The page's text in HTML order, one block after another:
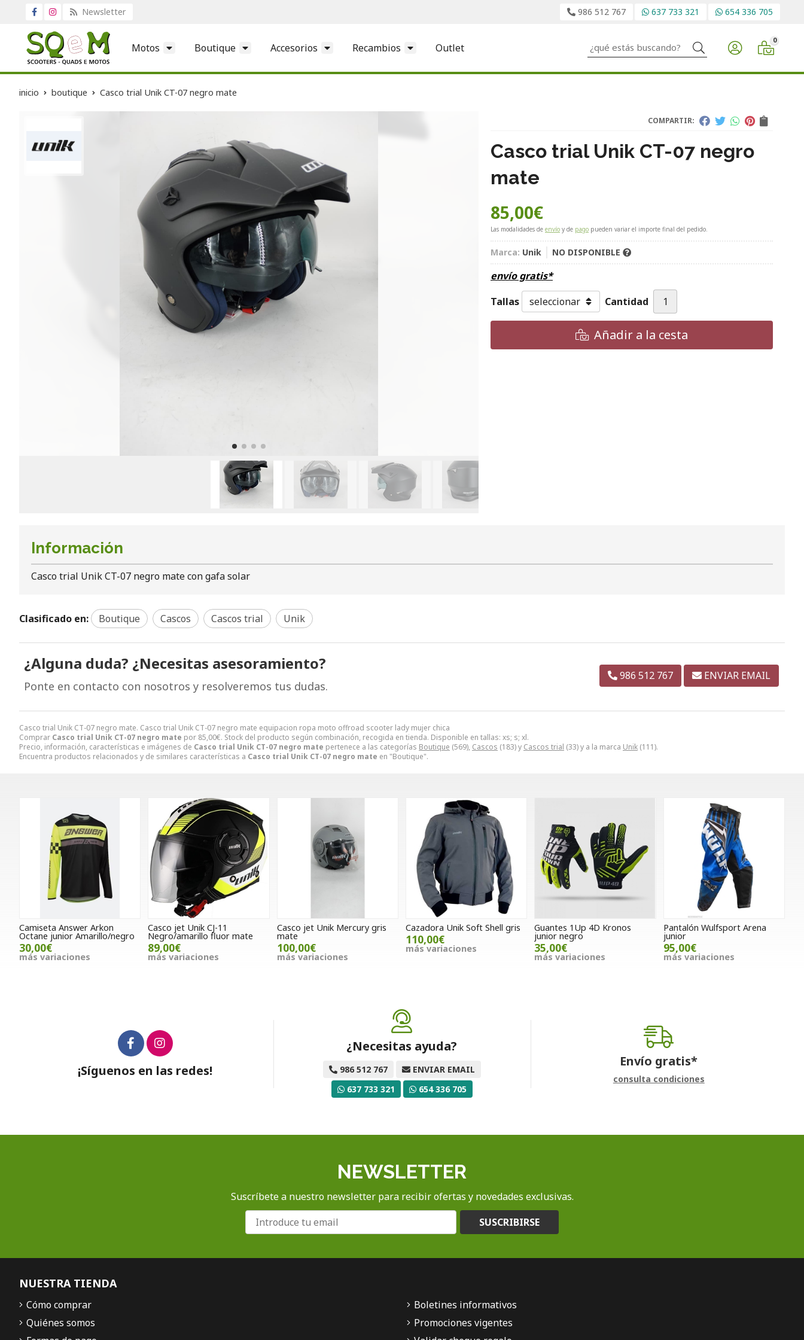
Newsletter 986 512 767 637 733 321 654 336 705
Motos Boutique Accesorios Recambios Outlet Buscar 0
inicio boutique Casco trial Unik CT-07 negro mate
COMPARTIR:
Casco trial Unik CT-07 negro
mate
85,00€
Las modalidades de envío y de pago pueden variar el importe final del pedido.
Marca: Unik NO DISPONIBLE
envío gratis*
Tallas
Cantidad
Añadir a la cesta
Casco trial Unik CT-07 negro mate. Casco trial Unik CT-07 negro mate equipacion ropa moto offroad scooter lady mujer chica
Comprar Casco trial Unik CT-07 negro mate por 85,00€. Stock del producto según combinación, recogida en tienda. Disponible en tallas: xs; s; xl.
Precio, información, características e imágenes de Casco trial Unik CT-07 negro mate pertenece a las categorías Boutique (569), Cascos (183) y Cascos trial (33) y a la marca Unik (111).
Encuentra productos relacionados y de similares características a Casco trial Unik CT-07 negro mate en "Boutique".
Información
Casco trial Unik CT-07 negro mate con gafa solar
Clasificado en: Boutique Cascos Cascos trial Unik
¿Alguna duda? ¿Necesitas asesoramiento?
Ponte en contacto con nosotros y resolveremos tus dudas.
986 512 767 ENVIAR EMAIL
Camiseta Answer Arkon
Octane junior Amarillo/negro
30,00€
más variaciones
Casco jet Unik CJ-11
Negro/amarillo fluor mate
89,00€
más variaciones
Casco jet Unik Mercury gris
mate
100,00€
más variaciones
Cazadora Unik Soft Shell gris
110,00€
más variaciones
Guantes 1Up 4D Kronos
junior negro
35,00€
más variaciones
Pantalón Wulfsport Arena
junior
95,00€
más variaciones
¡Síguenos en las redes!
¿Necesitas ayuda?
986 512 767
ENVIAR EMAIL
637 733 321
654 336 705
Envío gratis*
consulta condiciones
NEWSLETTER
Suscríbete a nuestro newsletter para recibir ofertas y novedades exclusivas.
SUSCRIBIRSE
NUESTRA TIENDA
Cómo comprar
Quiénes somos
Boletines informativos
Promociones vigentes